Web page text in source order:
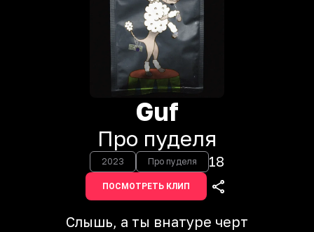
Guf
Про пуделя
2023 Про пуделя 18
ПОСМОТРЕТЬ КЛИП
Слышь, а ты внатуре черт